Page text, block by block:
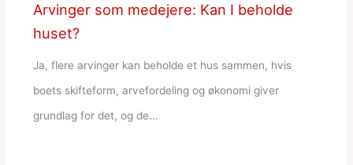
Arvinger som medejere: Kan I beholde
huset?
Ja, flere arvinger kan beholde et hus sammen, hvis
boets skifteform, arvefordeling og økonomi giver
grundlag for det, og de…